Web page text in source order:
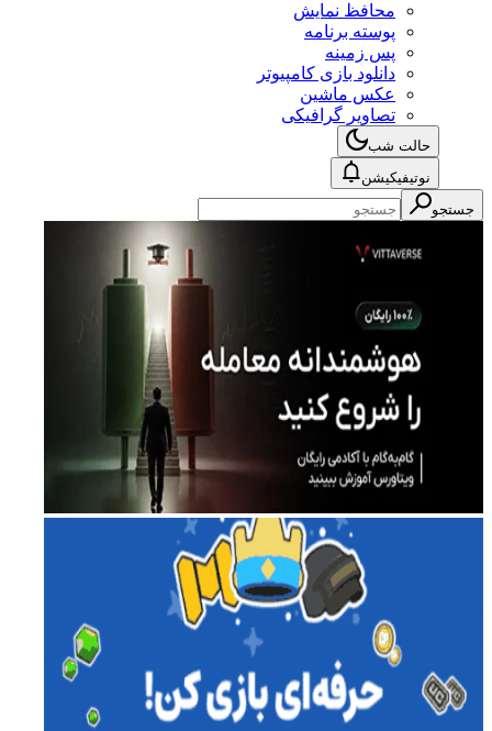
محافظ نمایش
پوسته برنامه
پس زمینه
دانلود بازی کامپیوتر
عکس ماشین
تصاویر گرافیکی
حالت شب
نوتیفیکیشن
جستجو